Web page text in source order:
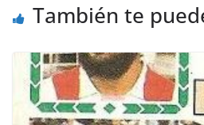
También te